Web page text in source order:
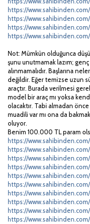
https://
https://
https://
https://
Not: Mümkün olduğunca
şunu unutmamak lazım;
alınmamalıdır. Başlarına
değildir. Eğer temizse uzun
araçtır. Burada verilmesi
model bir araç mı yoksa
olacaktır. Tabi almadan
muadili var mı ona da
oluyor.
Benim 100.000 TL param
https://
https://
https://
https://
https://
https://
https://
https://
https://
https://